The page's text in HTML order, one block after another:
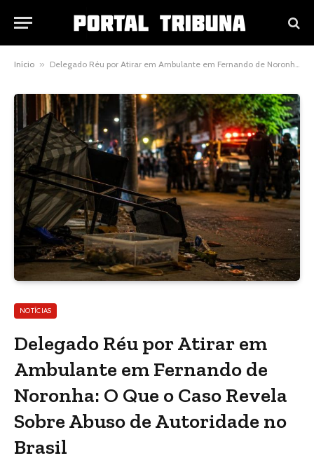
Início » Delegado Réu por Atirar em Ambulante em Fernando de Noronha: O Que o Caso Revela Sobre Abuso de Autoridade no Brasil
NOTÍCIAS
Delegado Réu por Atirar em
Ambulante em Fernando de
Noronha: O Que o Caso Revela
Sobre Abuso de Autoridade no
Brasil